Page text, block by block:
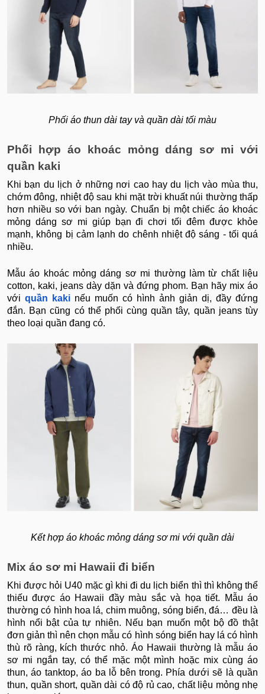
Phối áo thun dài tay và quần dài tối màu
Phối hợp áo khoác mỏng dáng sơ mi với
quần kaki
Khi bạn du lịch ở những nơi cao hay du lịch vào mùa thu,
chớm đông, nhiệt độ sau khi mặt trời khuất núi thường thấp
hơn nhiều so với ban ngày. Chuẩn bị một chiếc áo khoác
mỏng dáng sơ mi giúp bạn đi chơi tối đêm được khỏe
mạnh, không bị cảm lạnh do chênh nhiệt độ sáng - tối quá
nhiều.
Mẫu áo khoác mỏng dáng sơ mi thường làm từ chất liệu
cotton, kaki, jeans dày dặn và đứng phom. Bạn hãy mix áo
với quần kaki nếu muốn có hình ảnh giản dị, đầy đứng
đắn. Bạn cũng có thể phối cùng quần tây, quần jeans tùy
theo loại quần đang có.
Kết hợp áo khoác mỏng dáng sơ mi với quần dài
Mix áo sơ mi Hawaii đi biển
Khi được hỏi U40 mặc gì khi đi du lịch biển thì thì không thể
thiếu được áo Hawaii đầy màu sắc và họa tiết. Mẫu áo
thường có hình hoa lá, chim muông, sóng biển, đá… đều là
hình nổi bật của tự nhiên. Nếu bạn muốn một bộ đồ thật
đơn giản thì nên chọn mẫu có hình sóng biển hay lá có hình
thù rõ ràng, kích thước nhỏ. Áo Hawaii thường là mẫu áo
sơ mi ngắn tay, có thể mặc một mình hoặc mix cùng áo
thun, áo tanktop, áo ba lỗ bên trong. Phía dưới sẽ là quần
thun, quần short, quần dài có độ rủ cao, chất liệu mỏng nhẹ